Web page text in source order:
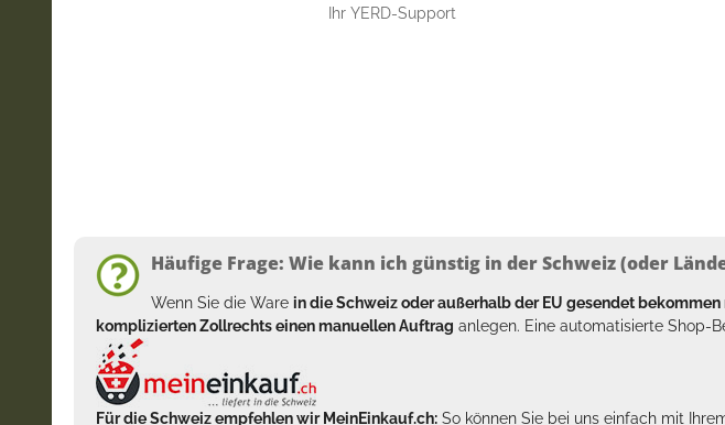
Ihr YERD-Support
Häufige Frage: Wie kann ich günstig in der Schweiz (oder
Wenn Sie die Ware in die Schweiz oder außerhalb der EU gesendet
komplizierten Zollrechts einen manuellen Auftrag anlegen. Eine automatisierte Shop-
Für die Schweiz empfehlen wir MeinEinkauf.ch: So können Sie bei uns einfach mit